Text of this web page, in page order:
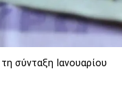
σύνταξη Ιανουαρίου